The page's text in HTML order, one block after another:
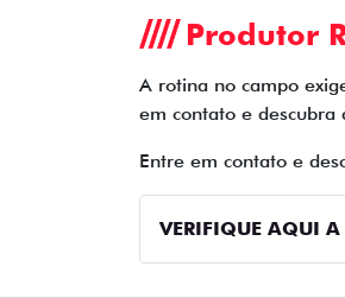
Produtor
A rotina no campo
em contato e
Entre em contato e
VERIFIQUE AQUI A